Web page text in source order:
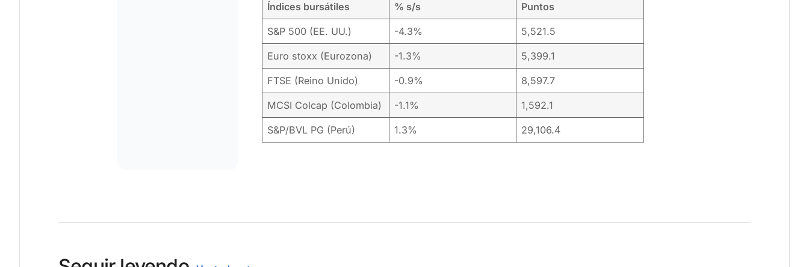
Índices bursátiles % s/s Puntos
S&P 500 (EE. UU.) -4.3% 5,521.5
Euro stoxx (Eurozona) -1.3% 5,399.1
FTSE (Reino Unido) -0.9% 8,597.7
MCSI Colcap (Colombia) -1.1% 1,592.1
S&P/BVL PG (Perú) 1.3% 29,106.4